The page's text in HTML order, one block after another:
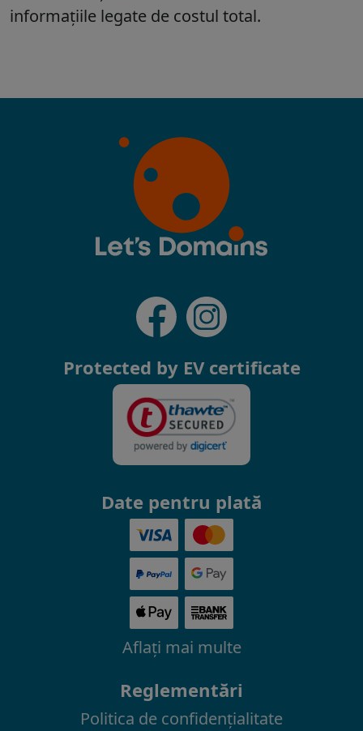
Protected by EV certificate
Date pentru plată
Aflaţi mai multe
Reglementări
Politica de confidenţialitate